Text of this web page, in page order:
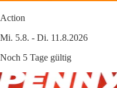
Action
Mi. 5.8. - Di. 11.8.2026
Noch 5 Tage gültig